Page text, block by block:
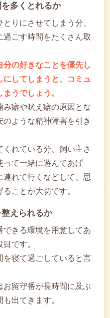
多くとれるか
りにさせてしまう分、
ごす時間をたくさん取
分の好きなことを優先し
にしてしまうと、コミュ
うでしょう。
み癖や吠え癖の原因とな
ような精神障害を引き
れている分、飼い主さ
って一緒に遊んであげ
連れて行くなどして、思
ことが大切です。
えられるか
できる環境を用意してあ
です。
を寝て過ごしていると言
お留守番が長時間に及ぶ
出てきます。